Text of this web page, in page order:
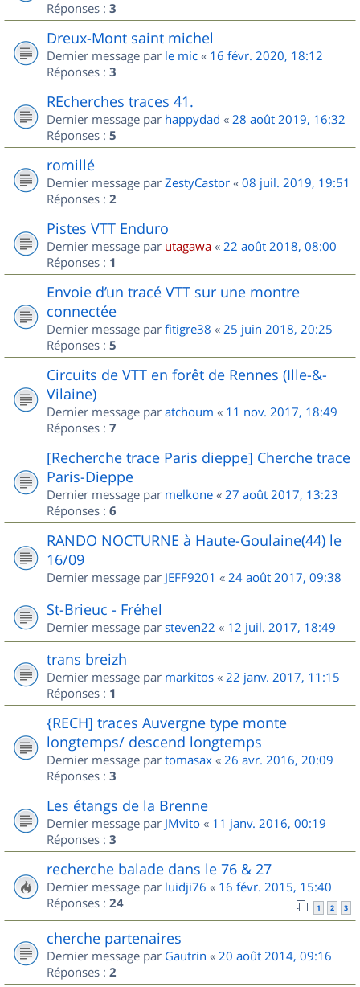
Réponses : 3
Dreux-Mont saint michel
Dernier message par le mic « 16 févr. 2020, 18:12
Réponses : 3
REcherches traces 41.
Dernier message par happydad « 28 août 2019, 16:32
Réponses : 5
romillé
Dernier message par ZestyCastor « 08 juil. 2019, 19:51
Réponses : 2
Pistes VTT Enduro
Dernier message par utagawa « 22 août 2018, 08:00
Réponses : 1
Envoie d’un tracé VTT sur une montre
connectée
Dernier message par fitigre38 « 25 juin 2018, 20:25
Réponses : 5
Circuits de VTT en forêt de Rennes (Ille-&-
Vilaine)
Dernier message par atchoum « 11 nov. 2017, 18:49
Réponses : 7
[Recherche trace Paris dieppe] Cherche trace
Paris-Dieppe
Dernier message par melkone « 27 août 2017, 13:23
Réponses : 6
RANDO NOCTURNE à Haute-Goulaine(44) le
16/09
Dernier message par JEFF9201 « 24 août 2017, 09:38
St-Brieuc - Fréhel
Dernier message par steven22 « 12 juil. 2017, 18:49
trans breizh
Dernier message par markitos « 22 janv. 2017, 11:15
Réponses : 1
{RECH] traces Auvergne type monte
longtemps/ descend longtemps
Dernier message par tomasax « 26 avr. 2016, 20:09
Réponses : 3
Les étangs de la Brenne
Dernier message par JMvito « 11 janv. 2016, 00:19
Réponses : 3
recherche balade dans le 76 & 27
Dernier message par luidji76 « 16 févr. 2015, 15:40
Réponses : 24 1 2 3
cherche partenaires
Dernier message par Gautrin « 20 août 2014, 09:16
Réponses : 2